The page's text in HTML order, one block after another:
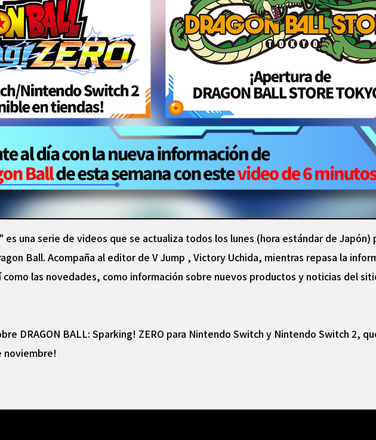
es una serie de videos que se actualiza todos los lunes (hora estándar de Japón)
Ball. Acompaña al editor de V Jump , Victory Uchida, mientras repasa la
las novedades, como información sobre nuevos productos y noticias del
DRAGON BALL: Sparking! ZERO para Nintendo Switch y Nintendo Switch 2,
noviembre!